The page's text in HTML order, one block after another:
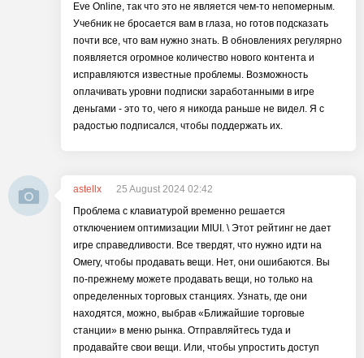
Eve Online, так что это не является чем-то непомерным.
Учебник не бросается вам в глаза, но готов подсказать
почти все, что вам нужно знать. В обновлениях регулярно
появляется огромное количество нового контента и
исправляются известные проблемы. Возможность
оплачивать уровни подписки заработанными в игре
деньгами - это то, чего я никогда раньше не видел. Я с
радостью подписался, чтобы поддержать их.
astellx
25 August 2024 02:42
Проблема с клавиатурой временно решается
отключением оптимизации MIUI. \ Этот рейтинг не дает
игре справедливости. Все твердят, что нужно идти на
Омегу, чтобы продавать вещи. Нет, они ошибаются. Вы
по-прежнему можете продавать вещи, но только на
определенных торговых станциях. Узнать, где они
находятся, можно, выбрав «Ближайшие торговые
станции» в меню рынка. Отправляйтесь туда и
продавайте свои вещи. Или, чтобы упростить доступ